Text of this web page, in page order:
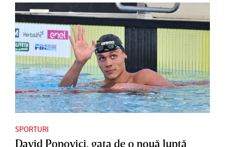
SPORTURI
David Popovici, gata de o nouă luptă